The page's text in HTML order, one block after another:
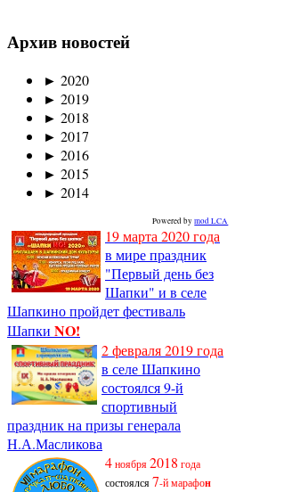
Архив новостей
► 2020
► 2019
► 2018
► 2017
► 2016
► 2015
► 2014
Powered bymod LCA
19 марта 2020 года
в мире праздник
"Первый день без
Шапки" и в селе
Шапкино пройдет фестиваль
Шапки NO!
2 февраля 2019 года
в селе Шапкино
состоялся 9-й
спортивный
праздник на призы генерала
Н.А.Масликова
4ноября2018 года
состоялся7-й марафон